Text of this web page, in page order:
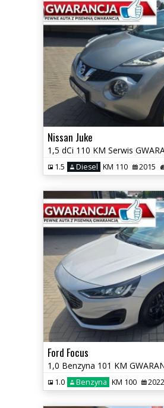
Nissan Juke
1.5 Diesel KM 110 2015
Ford Focus
1.0 Benzyna KM 100 2022